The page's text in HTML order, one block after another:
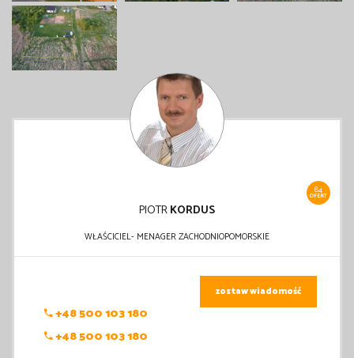
84
OFERT
PIOTRKORDUS
WŁAŚCICIEL- MENAGER ZACHODNIOPOMORSKIE
+48 500 103 180
+48 500 103 180
zostaw wiadomość